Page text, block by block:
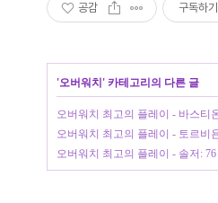
공감 구독하기
'오버워치 ' 카테고리의 다른 글
오버워치 최고의 플레이 - 바스티
오버워치 최고의 플레이 - 토르비
오버워치 최고의 플레이 - 솔저: 76